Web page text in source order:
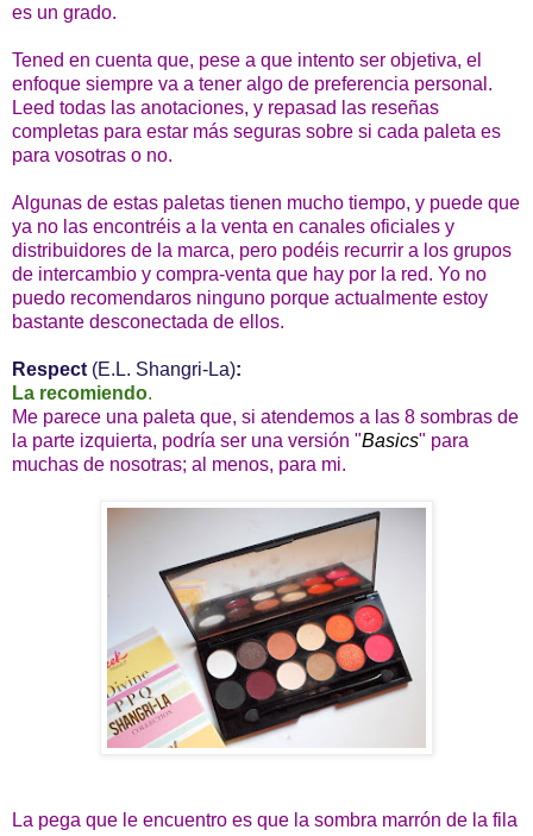
es un grado.
Tened en cuenta que, pese a que intento ser objetiva, el
enfoque siempre va a tener algo de preferencia personal.
Leed todas las anotaciones, y repasad las reseñas
completas para estar más seguras sobre si cada paleta es
para vosotras o no.
Algunas de estas paletas tienen mucho tiempo, y puede que
ya no las encontréis a la venta en canales oficiales y
distribuidores de la marca, pero podéis recurrir a los grupos
de intercambio y compra-venta que hay por la red. Yo no
puedo recomendaros ninguno porque actualmente estoy
bastante desconectada de ellos.
Respect (E.L. Shangri-La):
La recomiendo.
Me parece una paleta que, si atendemos a las 8 sombras de
la parte izquierta, podría ser una versión "Basics" para
muchas de nosotras; al menos, para mi.
La pega que le encuentro es que la sombra marrón de la fila